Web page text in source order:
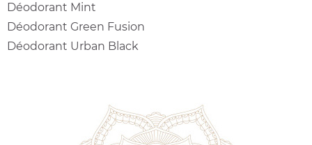
Déodorant Mint
Déodorant Green Fusion
Déodorant Urban Black